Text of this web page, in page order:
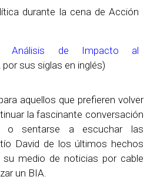
durante la cena de Acción
Análisis de Impacto al
por sus siglas en inglés)
aquellos que prefieren volver
la fascinante conversación
o sentarse a escuchar las
David de los últimos hechos
medio de noticias por cable
un BIA.